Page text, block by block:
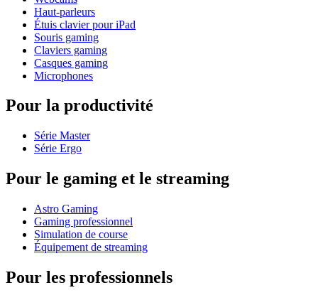
Haut-parleurs
Étuis clavier pour iPad
Souris gaming
Claviers gaming
Casques gaming
Microphones
Pour la productivité
Série Master
Série Ergo
Pour le gaming et le streaming
Astro Gaming
Gaming professionnel
Simulation de course
Équipement de streaming
Pour les professionnels